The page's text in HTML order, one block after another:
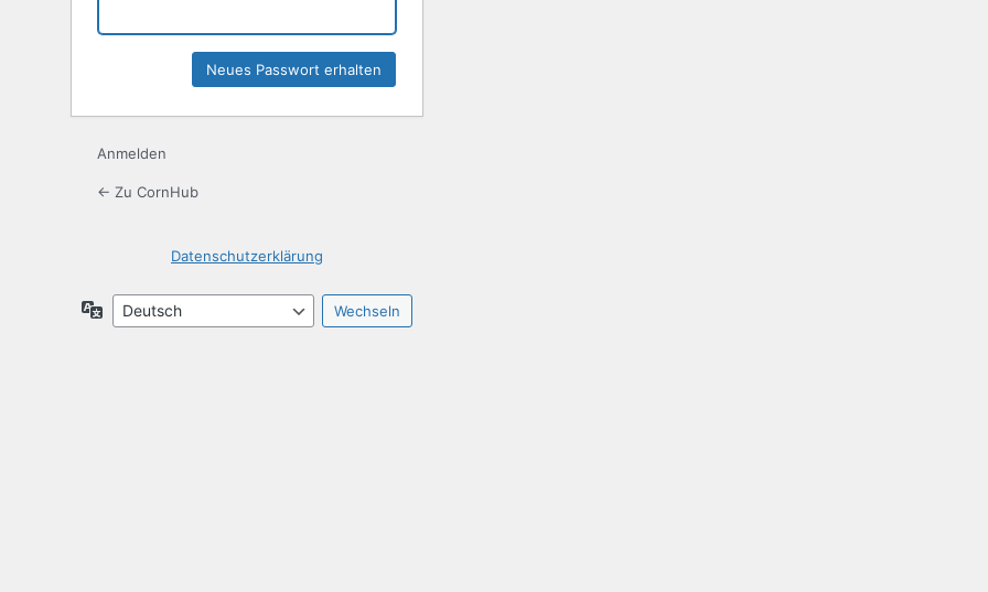
Anmelden
← Zu CornHub
Datenschutzerklärung
Sprache